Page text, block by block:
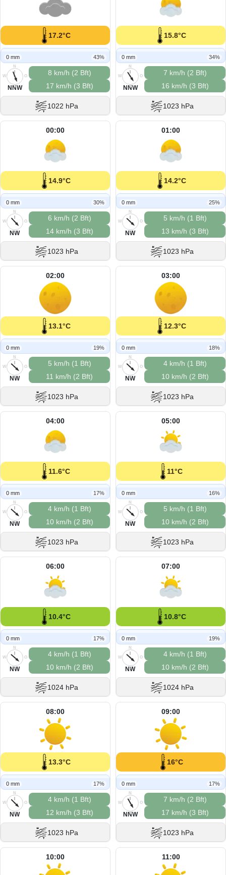
17.2°C
0 mm 43%
N
O
S
W
NNW
8 km/h (2 Bft)
17 km/h (3 Bft)
1022 hPa
15.8°C
0 mm 34%
N
O
S
W
NNW
7 km/h (2 Bft)
16 km/h (3 Bft)
1023 hPa
00:00
14.9°C
0 mm 30%
N
O
S
W
NW
6 km/h (2 Bft)
14 km/h (3 Bft)
1023 hPa
01:00
14.2°C
0 mm 25%
N
O
S
W
NW
5 km/h (1 Bft)
13 km/h (3 Bft)
1023 hPa
02:00
13.1°C
0 mm 19%
N
O
S
W
NW
5 km/h (1 Bft)
11 km/h (2 Bft)
1023 hPa
03:00
12.3°C
0 mm 18%
N
O
S
W
NW
4 km/h (1 Bft)
10 km/h (2 Bft)
1023 hPa
04:00
11.6°C
0 mm 17%
N
O
S
W
NW
4 km/h (1 Bft)
10 km/h (2 Bft)
1023 hPa
05:00
11°C
0 mm 16%
N
O
S
W
NW
5 km/h (1 Bft)
10 km/h (2 Bft)
1023 hPa
06:00
10.4°C
0 mm 17%
N
O
S
W
NW
4 km/h (1 Bft)
10 km/h (2 Bft)
1024 hPa
07:00
10.8°C
0 mm 19%
N
O
S
W
NW
4 km/h (1 Bft)
10 km/h (2 Bft)
1024 hPa
08:00
13.3°C
0 mm 17%
N
O
S
W
NW
4 km/h (1 Bft)
12 km/h (3 Bft)
1023 hPa
09:00
16°C
0 mm 17%
N
O
S
W
NNW
7 km/h (2 Bft)
17 km/h (3 Bft)
1023 hPa
10:00 11:00